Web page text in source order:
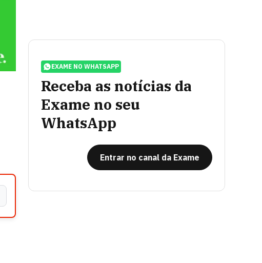
EXAME NO WHATSAPP
Receba as notícias da
Exame no seu
WhatsApp
Entrar no canal da Exame